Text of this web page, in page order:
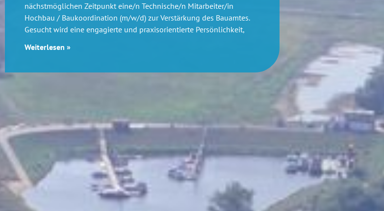
nächstmöglichen Zeitpunkt eine/n Technische/n Mitarbeiter/in
Hochbau / Baukoordination (m/w/d) zur Verstärkung des Bauamtes.
Gesucht wird eine engagierte und praxisorientierte Persönlichkeit,
Weiterlesen »